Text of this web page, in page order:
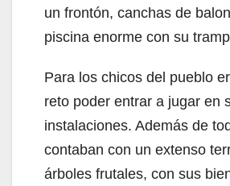
un frontón, canchas de
piscina enorme con su
Para los chicos del pueblo
reto poder entrar a jugar en
instalaciones. Además de
contaban con un extenso
árboles frutales, con sus